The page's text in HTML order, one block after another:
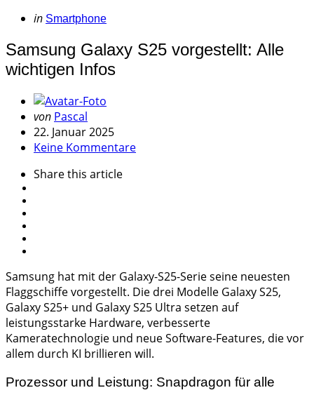
Categories
Posted
in Smartphone
Samsung Galaxy S25 vorgestellt: Alle
wichtigen Infos
Geschrieben
von
von Pascal
22. Januar 2025
Keine Kommentare
Sharethis article
Samsung hat mit der Galaxy-S25-Serie seine neuesten
Flaggschiffe vorgestellt. Die drei Modelle Galaxy S25,
Galaxy S25+ und Galaxy S25 Ultra setzen auf
leistungsstarke Hardware, verbesserte
Kameratechnologie und neue Software-Features, die vor
allem durch KI brillieren will.
Prozessor und Leistung: Snapdragon für alle